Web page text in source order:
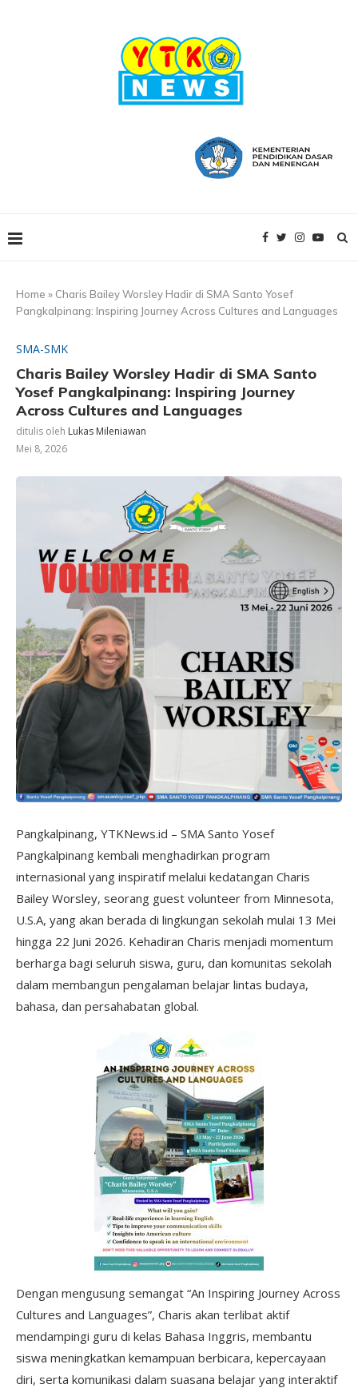
Home » Charis Bailey Worsley Hadir di SMA Santo Yosef
Pangkalpinang: Inspiring Journey Across Cultures and Languages
SMA-SMK
Charis Bailey Worsley Hadir di SMA Santo
Yosef Pangkalpinang: Inspiring Journey
Across Cultures and Languages
ditulis oleh Lukas Mileniawan
Mei 8, 2026
Pangkalpinang, YTKNews.id – SMA Santo Yosef
Pangkalpinang kembali menghadirkan program
internasional yang inspiratif melalui kedatangan Charis
Bailey Worsley, seorang guest volunteer from Minnesota,
U.S.A, yang akan berada di lingkungan sekolah mulai 13 Mei
hingga 22 Juni 2026. Kehadiran Charis menjadi momentum
berharga bagi seluruh siswa, guru, dan komunitas sekolah
dalam membangun pengalaman belajar lintas budaya,
bahasa, dan persahabatan global.
Dengan mengusung semangat “An Inspiring Journey Across
Cultures and Languages”, Charis akan terlibat aktif
mendampingi guru di kelas Bahasa Inggris, membantu
siswa meningkatkan kemampuan berbicara, kepercayaan
diri, serta komunikasi dalam suasana belajar yang interaktif